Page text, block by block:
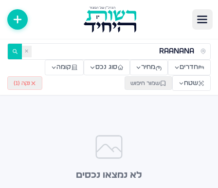
דירות למכירה ולהשכרה — רשות היחיד ✕
חדרים מחיר סוג נכס קומה
שטח שמור חיפוש נקה ( 1
)
לא נמצאו נכסים